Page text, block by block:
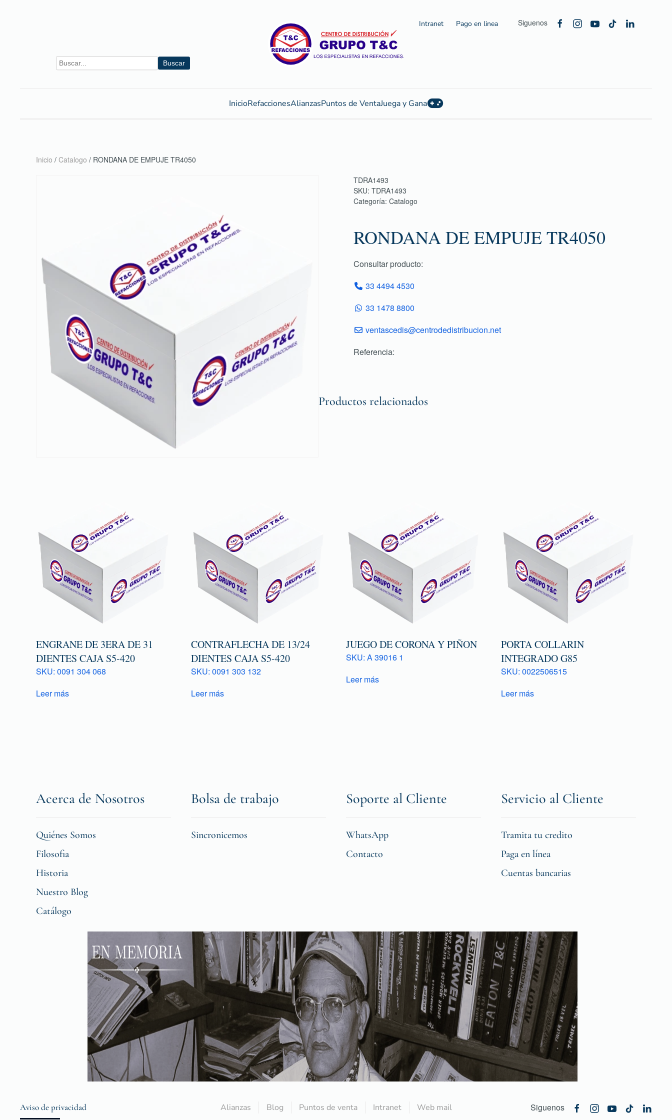
Buscar
Intranet Pago en linea Siguenos
InicioRefaccionesAlianzasPuntos de VentaJuega y Gana
Inicio / Catalogo / RONDANA DE EMPUJE TR4050
TDRA1493
SKU: TDRA1493
Categoría: Catalogo
RONDANA DE EMPUJE TR4050
Consultar producto:
33 4494 4530
33 1478 8800
ventascedis@centrodedistribucion.net
Referencia:
Productos relacionados
ENGRANE DE 3ERA DE 31
DIENTES CAJA S5-420
SKU: 0091 304 068
Leer más
CONTRAFLECHA DE 13/24
DIENTES CAJA S5-420
SKU: 0091 303 132
Leer más
JUEGO DE CORONA Y PIÑON
SKU: A 39016 1
Leer más
PORTA COLLARIN
INTEGRADO G85
SKU: 0022506515
Leer más
Acerca de Nosotros
Quiénes Somos
Filosofia
Historia
Nuestro Blog
Catálogo
Bolsa de trabajo
Sincronicemos
Soporte al Cliente
WhatsApp
Contacto
Servicio al Cliente
Tramita tu credito
Paga en línea
Cuentas bancarias
Aviso de privacidad Alianzas Blog Puntos de venta Intranet Web mail Siguenos